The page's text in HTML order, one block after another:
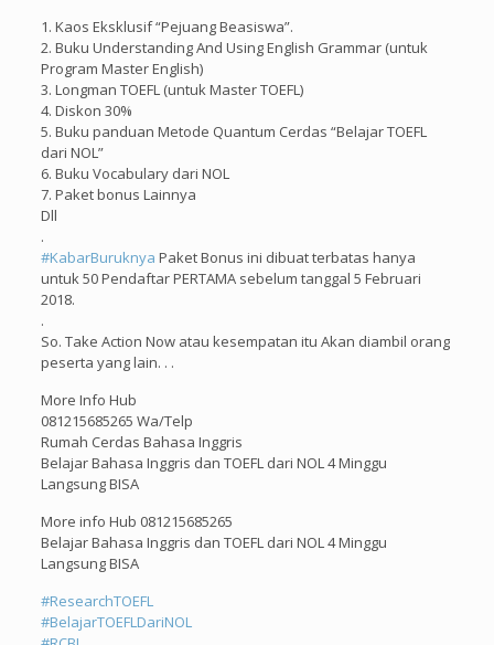
1. Kaos Eksklusif “Pejuang Beasiswa”.
2. Buku Understanding And Using English Grammar (untuk
Program Master English)
3. Longman TOEFL (untuk Master TOEFL)
4. Diskon 30%
5. Buku panduan Metode Quantum Cerdas “Belajar TOEFL
dari NOL”
6. Buku Vocabulary dari NOL
7. Paket bonus Lainnya
Dll
.
#KabarBuruknya Paket Bonus ini dibuat terbatas hanya
untuk 50 Pendaftar PERTAMA sebelum tanggal 5 Februari
2018.
.
So. Take Action Now atau kesempatan itu Akan diambil orang
peserta yang lain. . .
More Info Hub
081215685265 Wa/Telp
Rumah Cerdas Bahasa Inggris
Belajar Bahasa Inggris dan TOEFL dari NOL 4 Minggu
Langsung BISA
More info Hub 081215685265
Belajar Bahasa Inggris dan TOEFL dari NOL 4 Minggu
Langsung BISA
#ResearchTOEFL
#BelajarTOEFLDariNOL